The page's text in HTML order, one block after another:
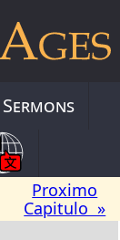
Sermons
Proximo
Capitulo »